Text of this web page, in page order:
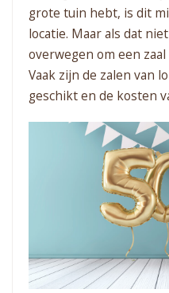
grote tuin hebt, is dit
locatie. Maar als dat
overwegen om een
Vaak zijn de zalen van
geschikt en de kosten